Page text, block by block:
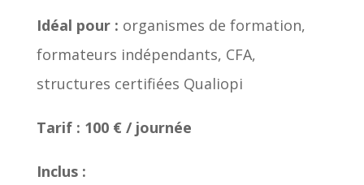
Idéal pour : organismes de formation,
formateurs indépendants, CFA,
structures certifiées Qualiopi
Tarif : 100 € / journée
Inclus :